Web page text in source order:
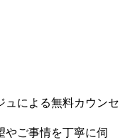
ュによる無料カウンセ
やご事情を丁寧に伺